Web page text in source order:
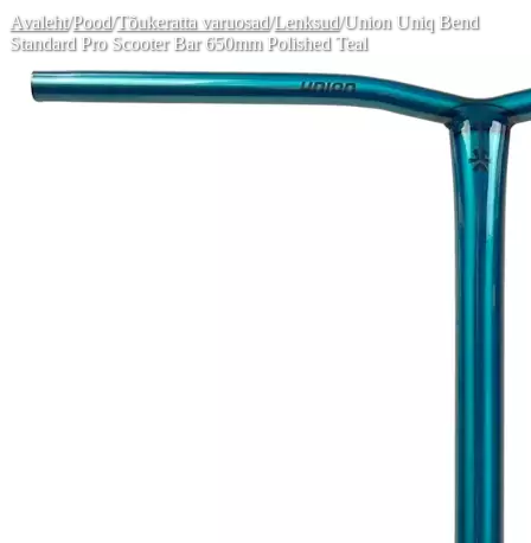
Avaleht/Pood/Tõukeratta varuosad/Lenksud/Union Uniq Bend
Standard Pro Scooter Bar 650mm Polished Teal